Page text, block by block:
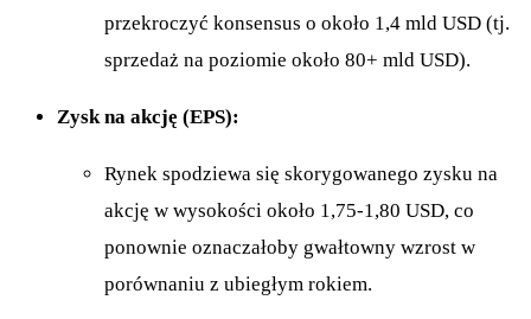
przekroczyć konsensus o około 1,4 mld USD (tj.
sprzedaż na poziomie około 80+ mld USD).
Zysk na akcję (EPS):
Rynek spodziewa się skorygowanego zysku na
akcję w wysokości około 1,75-1,80 USD, co
ponownie oznaczałoby gwałtowny wzrost w
porównaniu z ubiegłym rokiem.